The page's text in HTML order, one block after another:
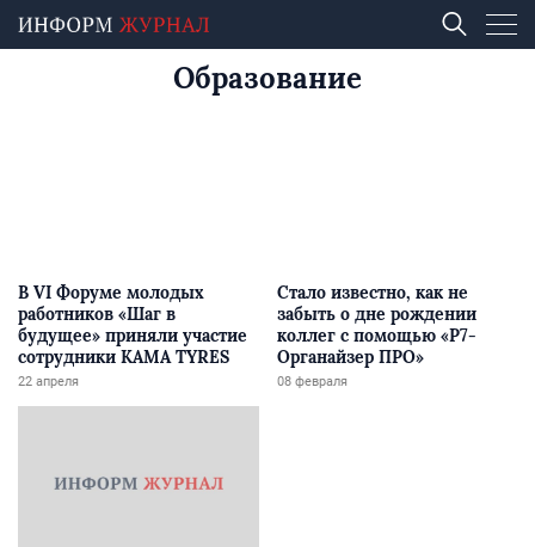
Образование
В VI Форуме молодых
работников «Шаг в
будущее» приняли участие
сотрудники KAMA TYRES
22 апреля
Стало известно, как не
забыть о дне рождении
коллег с помощью «Р7-
Органайзер ПРО»
08 февраля